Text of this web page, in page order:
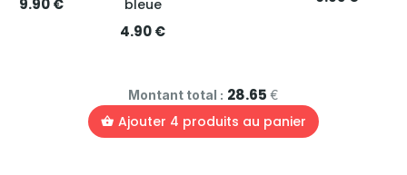
bleue
4.90 €
Montant total : 28.65 €
Ajouter 4 produits au panier